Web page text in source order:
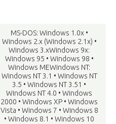
MS-DOS: Windows 1.0x •
Windows 2.x (Windows 2.1x) •
Windows 3.xWindows 9x:
Windows 95 • Windows 98 •
Windows MEWindows NT:
Windows NT 3.1 • Windows NT
3.5 • Windows NT 3.51 •
Windows NT 4.0 • Windows
2000 • Windows XP • Windows
Vista • Windows 7 • Windows 8
• Windows 8.1 • Windows 10